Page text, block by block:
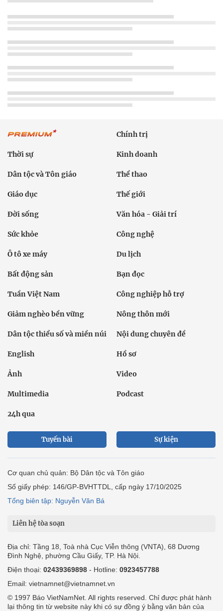
Chính trị
Thời sự Kinh doanh
Dân tộc và Tôn giáo Thể thao
Giáo dục Thế giới
Đời sống Văn hóa - Giải trí
Sức khỏe Công nghệ
Ô tô xe máy Du lịch
Bất động sản Bạn đọc
Tuần Việt Nam Công nghiệp hỗ trợ
Giảm nghèo bền vững Nông thôn mới
Dân tộc thiểu số và miền núi Nội dung chuyên đề
English Hồ sơ
Ảnh Video
Multimedia Podcast
24h qua
Tuyến bài Sự kiện
Cơ quan chủ quản: Bộ Dân tộc và Tôn giáo
Số giấy phép: 146/GP-BVHTTDL, cấp ngày 17/10/2025
Tổng biên tập: Nguyễn Văn Bá
Liên hệ tòa soạn
Địa chỉ: Tầng 18, Toà nhà Cục Viễn thông (VNTA), 68 Dương
Đình Nghệ, phường Cầu Giấy, TP. Hà Nội.
Điện thoại: 02439369898 - Hotline: 0923457788
Email: vietnamnet@vietnamnet.vn
© 1997 Báo VietNamNet. All rights reserved. Chỉ được phát hành
lại thông tin từ website này khi có sự đồng ý bằng văn bản của